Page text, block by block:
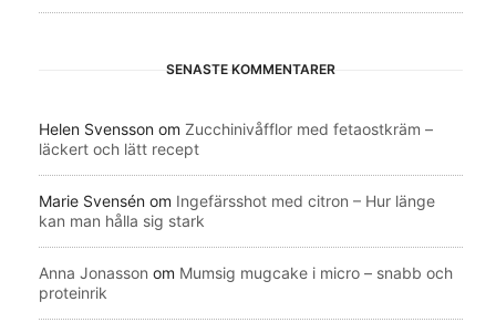
SENASTE KOMMENTARER
Helen Svensson om Zucchinivåfflor med fetaostkräm –
läckert och lätt recept
Marie Svensén om Ingefärsshot med citron – Hur länge
kan man hålla sig stark
Anna Jonasson om Mumsig mugcake i micro – snabb och
proteinrik